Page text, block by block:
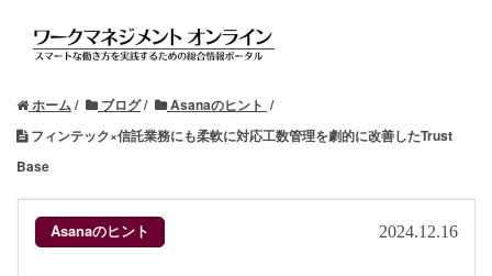
ホーム ブログ
Asanaのヒント
フィンテック×信託業務にも柔軟に対応工数管理を劇的に改善したTrust
Base
Asanaのヒント 2024.12.16